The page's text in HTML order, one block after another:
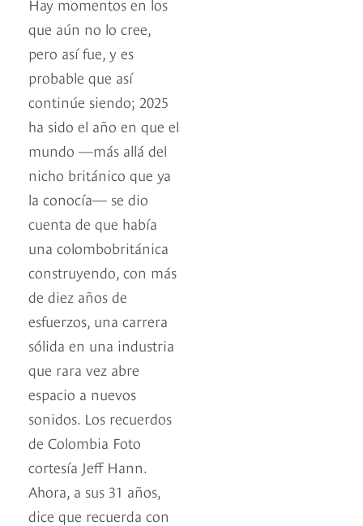
que aún no lo cree,
pero así fue, y es
probable que así
continúe siendo; 2025
ha sido el año en que el
mundo —más allá del
nicho británico que ya
la conocía— se dio
cuenta de que había
una colombobritánica
construyendo, con más
de diez años de
esfuerzos, una carrera
sólida en una industria
que rara vez abre
espacio a nuevos
sonidos. Los recuerdos
de Colombia Foto
cortesía Jeff Hann.
Ahora, a sus 31 años,
dice que recuerda con